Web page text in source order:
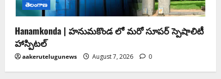
తెలంగాణ
Hanamkonda | హనుమకొండ లో మరో సూపర్ స్పెషాలిటీ
హాస్పిటల్
aakerutelugunews August 7, 2026 0